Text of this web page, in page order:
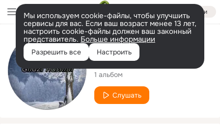
Войти
Мы используем cookie-файлы, чтобы улучшить
сервисы для вас. Если ваш возраст менее 13 лет,
настроить cookie-файлы должен ваш законный
представитель. Больше информации
Разрешить все Настроить
Исполнитель
Ghazi Hashim
1 альбом
Слушать